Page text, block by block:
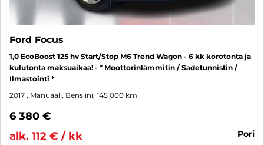
Ford Focus
1,0 EcoBoost 125 hv Start/Stop M6 Trend Wagon - 6 kk korotonta ja
kulutonta maksuaikaa! - * Moottorinlämmitin / Sadetunnistin /
Ilmastointi *
2017 , Manuaali, Bensiini, 145 000 km
6 380 €
alk. 112 € / kk
pori